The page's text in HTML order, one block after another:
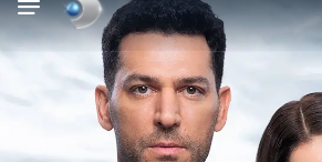
DİĞER SONUÇLAR